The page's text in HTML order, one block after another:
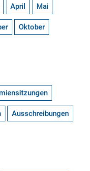
April Mai
Oktober
Ausschreibungen